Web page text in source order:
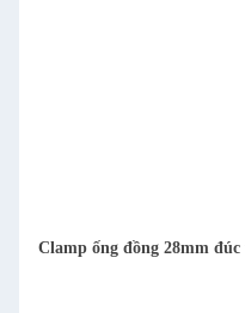
Clamp ống đồng 28mm